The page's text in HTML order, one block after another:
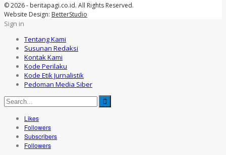
© 2026 - beritapagi.co.id. All Rights Reserved.
Website Design: BetterStudio
Sign in
Tentang Kami
Susunan Redaksi
Kontak Kami
Kode Perilaku
Kode Etik Jurnalistik
Pedoman Media Siber
Likes
Followers
Subscribers
Followers